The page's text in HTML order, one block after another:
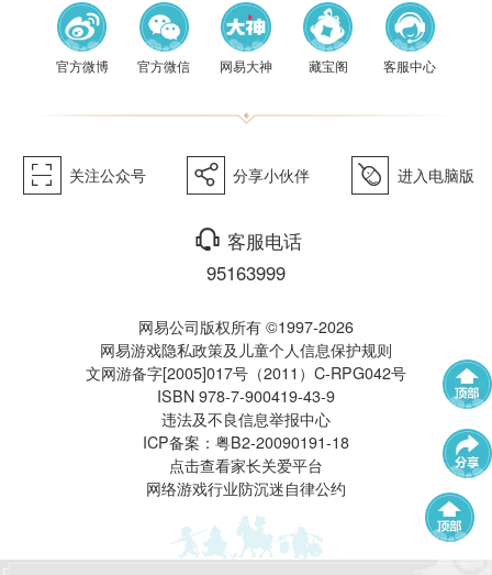
《梦幻
西游》
电脑版
武神坛 帮派联赛
官方微博 官方微信 网易大神 藏宝阁 客服中心
򰀁 关注公众号 򰀂 分享小伙伴 򰀄 进入电脑版
򰀃 客服电话
95163999
网易公司版权所有 ©1997-2026
网易游戏隐私政策及儿童个人信息保护规则
文网游备字[2005]017号（2011）C-RPG042号
ISBN 978-7-900419-43-9
违法及不良信息举报中心
ICP备案：粤B2-20090191-18
点击查看家长关爱平台
网络游戏行业防沉迷自律公约